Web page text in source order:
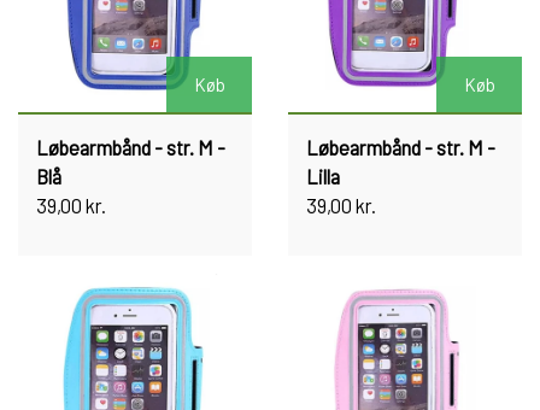
Køb
Løbearmbånd - str. M -
Blå
39,00 kr.
Køb
Løbearmbånd - str. M -
Lilla
39,00 kr.